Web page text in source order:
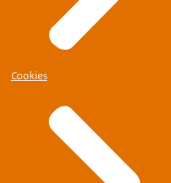
Cookies